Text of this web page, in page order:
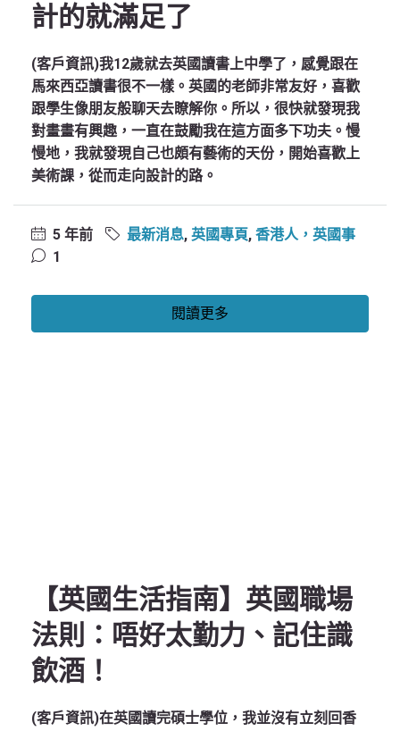
計的就滿足了
(客戶資訊)我12歲就去英國讀書上中學了，感覺跟在
馬來西亞讀書很不一樣。英國的老師非常友好，喜歡
跟學生像朋友般聊天去瞭解你。所以，很快就發現我
對畫畫有興趣，一直在鼓勵我在這方面多下功夫。慢
慢地，我就發現自己也頗有藝術的天份，開始喜歡上
美術課，從而走向設計的路。
5 年前 最新消息, 英國專頁, 香港人，英國事
1
閱讀更多
【英國生活指南】英國職場
法則：唔好太勤力、記住識
飲酒！
(客戶資訊)在英國讀完碩士學位，我並沒有立刻回香